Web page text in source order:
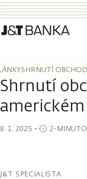
SHRNUTÍ
SHRNUTÍ
Shrnutí
8. 1. 2025 ・ 2-
J&T SPECIALISTA